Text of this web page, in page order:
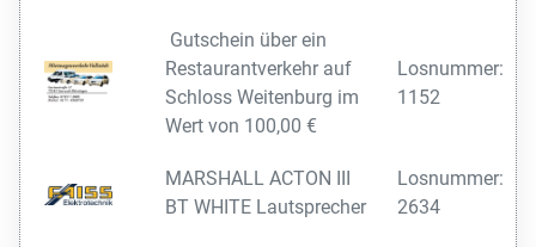
Gutschein über ein
Restaurantverkehr auf
Schloss Weitenburg im
Wert von 100,00 €
Losnummer:
1152
MARSHALL ACTON III
BT WHITE Lautsprecher
Losnummer:
2634